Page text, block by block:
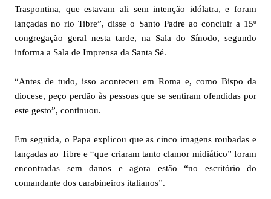
Traspontina, que estavam ali sem intenção idólatra, e foram
lançadas no rio Tibre”, disse o Santo Padre ao concluir a 15º
congregação geral nesta tarde, na Sala do Sínodo, segundo
informa a Sala de Imprensa da Santa Sé.
“Antes de tudo, isso aconteceu em Roma e, como Bispo da
diocese, peço perdão às pessoas que se sentiram ofendidas por
este gesto”, continuou.
Em seguida, o Papa explicou que as cinco imagens roubadas e
lançadas ao Tibre e “que criaram tanto clamor midiático” foram
encontradas sem danos e agora estão “no escritório do
comandante dos carabineiros italianos”.